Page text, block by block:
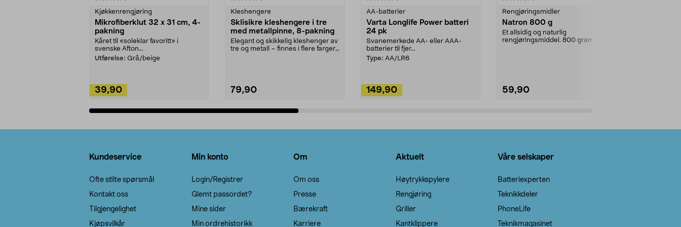
Kjøkkenrengjøring
Mikrofiberklut 32 x 31 cm, 4-
pakning
Kåret til «soleklar favoritt» i
svenske Afton...
Utførelse: Grå/beige
39,90
Kleshengere
Sklisikre kleshengere i tre
med metallpinne, 8-pakning
Elegant og skikkelig kleshenger av
tre og metall – finnes i flere farger.
79,90
AA-batterier
Varta Longlife Power batteri
24 pk
Svanemerkede AA- eller AAA-
batterier til fjer...
Type: AA/LR6
149,90
Rengjøringsmidler
Natron 800 g
Et allsidig og naturlig
rengjøringsmiddel. 800 gram
59,90
Kundeservice
Ofte stilte spørsmål
Kontakt oss
Tilgjengelighet
Kjøpsvilkår
Min konto
Login/Registrer
Glemt passordet?
Mine sider
Min ordrehistorikk
Om
Om oss
Presse
Bærekraft
Karriere
Aktuelt
Høytrykkspylere
Rengjøring
Griller
Kantklippere
Våre selskaper
Batteriexperten
Teknikkdeler
PhoneLife
Teknikmagasinet